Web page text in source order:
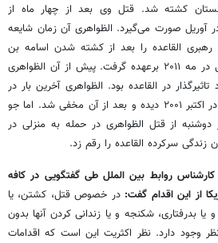
کشته شد. قتل وی بعد از چهار ماه از
صورت می‌گیرد. الظواهری آن زمان شایعه
القاعده را بعد از کشته شدن اسامه بن
لادن به دست نیروهای آمریکایی در مه ۲۰۱۱ برعهده گرفت. پیش از آن الظواهری
در القاعده بود. الظواهری آخرین بار در
شهرک خوست شرق افغانستان در اکتبر ۲۰۰۱ دیده و بعد از آن مخفی شد. اما جو
دوشنبه از قتل الظواهری در حمله به منزلی در
زندگی سرکرده القاعده را رقم زد.
کارشناس روابط بین الملل طی گفتگویی در کافه
از این اقدام گفت: در خصوص قتل، کشتن، یا
یا بدرفتاری، شکنجه و یا زندانی کردن آنها بدون
وجود دارد. نظر اکثریت این است که اقدامات